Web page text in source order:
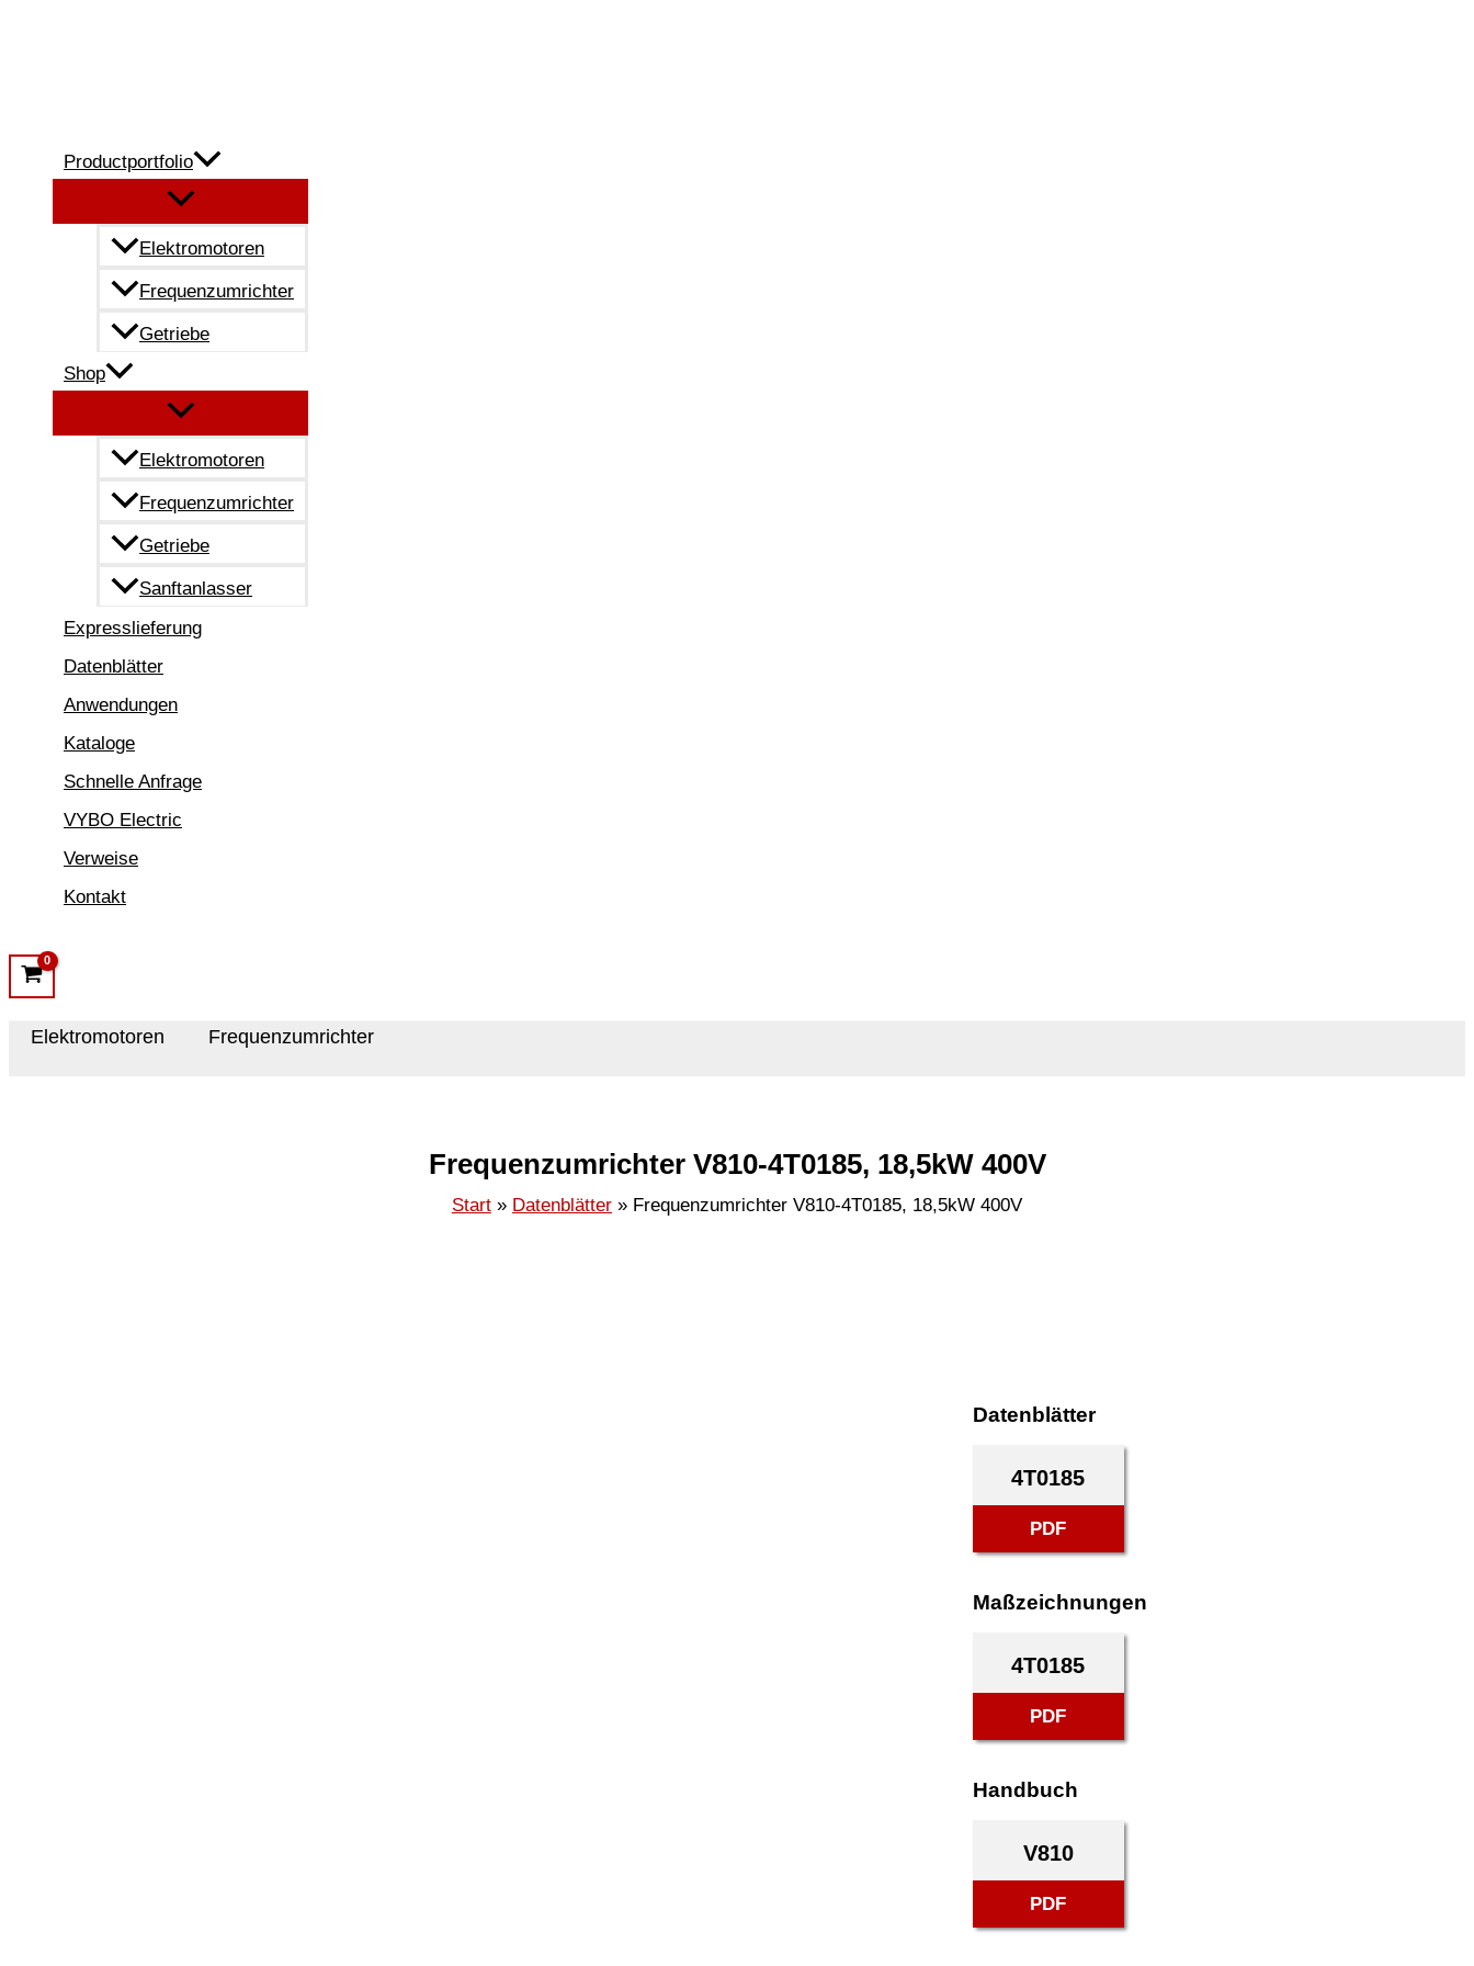
Productportfolio
Elektromotoren
Frequenzumrichter
Getriebe
Shop
Elektromotoren
Frequenzumrichter
Getriebe
Sanftanlasser
Expresslieferung
Datenblätter
Anwendungen
Kataloge
Schnelle Anfrage
VYBO Electric
Verweise
Kontakt
Elektromotoren Frequenzumrichter
Frequenzumrichter V810-4T0185, 18,5kW 400V
Start Datenblätter Frequenzumrichter V810-4T0185, 18,5kW 400V
Datenblätter
4T0185
PDF
Maßzeichnungen
4T0185
PDF
Handbuch
V810
PDF